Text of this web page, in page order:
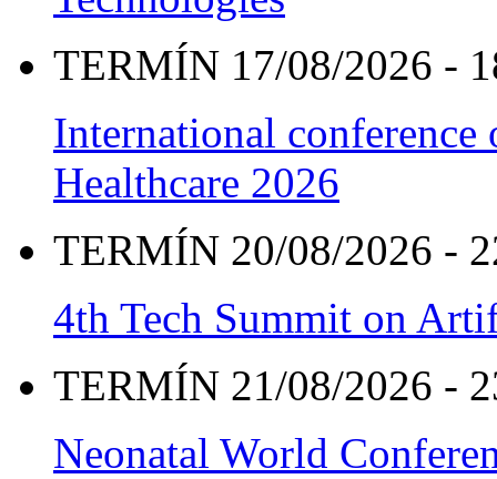
TERMÍN 17/08/2026 -
International
Healthcare 2026
TERMÍN 20/08/2026 -
4th Tech Summit on
TERMÍN 21/08/2026 -
Neonatal World